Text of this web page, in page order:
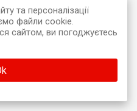
та персоналізації
файли cookie.
сайтом, ви погоджуєтесь